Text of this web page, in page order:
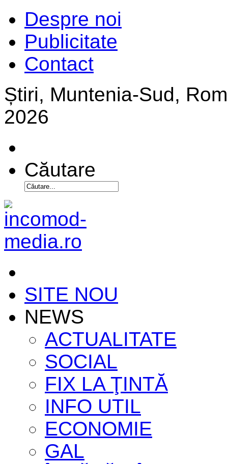
Despre noi
Publicitate
Contact
Știri, Muntenia-Sud,
2026
Căutare
SITE NOU
NEWS
ACTUALITATE
SOCIAL
FIX LA ŢINTĂ
INFO UTIL
ECONOMIE
GAL